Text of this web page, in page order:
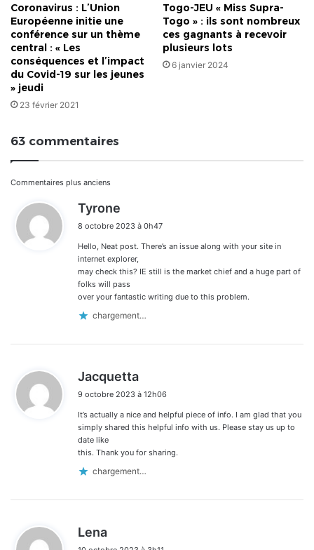
Coronavirus : L’Union
Européenne initie une
conférence sur un thème
central : « Les
conséquences et l’impact
du Covid-19 sur les jeunes
» jeudi
23 février 2021
Togo-JEU « Miss Supra-
Togo » : ils sont nombreux
ces gagnants à recevoir
plusieurs lots
6 janvier 2024
63 commentaires
Navigation
dans
les
commentaires
Commentaires plus anciens
Tyrone
t
:
8 octobre 2023 à 0h47
Hello, Neat post. There’s an issue along with your site in
internet explorer,
may check this? IE still is the market chief and a huge part of
folks will pass
over your fantastic writing due to this problem.
chargement…
Jacquetta
t
:
9 octobre 2023 à 12h06
It’s actually a nice and helpful piece of info. I am glad that you
simply shared this helpful info with us. Please stay us up to
date like
this. Thank you for sharing.
chargement…
Lena